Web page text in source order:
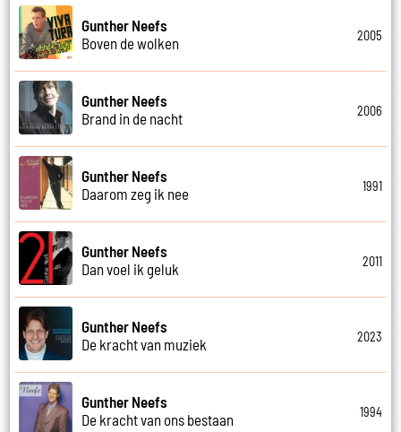
Gunther Neefs
Boven de wolken
2005
Gunther Neefs
Brand in de nacht
2006
Gunther Neefs
Daarom zeg ik nee
1991
Gunther Neefs
Dan voel ik geluk
2011
Gunther Neefs
De kracht van muziek
2023
Gunther Neefs
De kracht van ons bestaan
1994